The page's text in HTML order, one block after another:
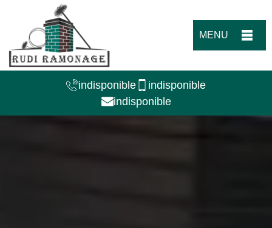
MENU
indisponible
indisponible
indisponible